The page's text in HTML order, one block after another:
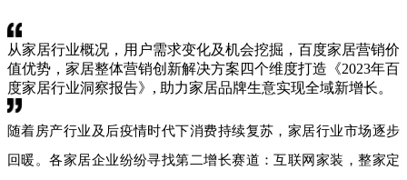
从家居行业概况，用户需求变化及机会挖掘，百度家居营销价
值优势，家居整体营销创新解决方案四个维度打造《2023年百
度家居行业洞察报告》, 助力家居品牌生意实现全域新增长。
随着房产行业及后疫情时代下消费持续复苏，家居行业市场逐步
回暖。各家居企业纷纷寻找第二增长赛道：互联网家装，整家定